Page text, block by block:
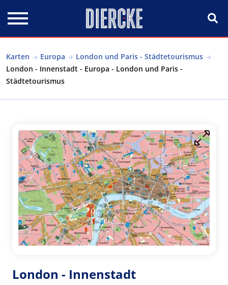
Karten Europa
London und Paris - Städtetourismus
London - Innenstadt - Europa - London und Paris -
Städtetourismus
London - Innenstadt